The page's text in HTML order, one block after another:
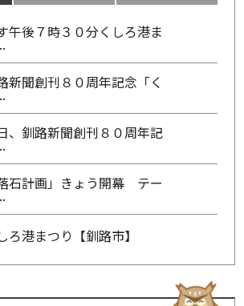
午後７時３０分くしろ港ま
新聞創刊８０周年記念「く
、釧路新聞創刊８０周年記
落石計画」きょう開幕 テー
ろ港まつり【釧路市】